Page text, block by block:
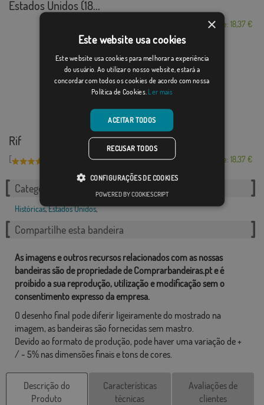
Estados Unidos (18...
Desde: 18,37 €
Rif
[ Desde: 18,37 €
Categorias relacionadas:
Históricas,Estados Unidos,
Compartilhe esta bandeira
As imagens e outros recursos relacionados com as nossas
bandeiras são de propriedade de Comprarbandeiras.pt e é
proibido a sua reprodução, utilização e modificação sem o
consentimento expresso da empresa.
O desenho final pode diferir ligeiramente do mostrado na
imagem, as bandeiras são fornecidas sem mastro.
Devido ao formato de produção, pode haver uma variação de +
/ - 5% nas dimensões finais e tons de cores.
Descrição do
Produto
Características
técnicas
Avaliações de
clientes
×
Este website usa cookies
Este website usa cookies para melhorar a experiência
do usuário. Ao utilizar o nosso website, estará a
concordar com todos os cookies de acordo com nossa
Política de Cookies. Ler mais
ACEITAR TODOS
RECUSAR TODOS
CONFIGURAÇÕES DE COOKIES
POWERED BY COOKIESCRIPT